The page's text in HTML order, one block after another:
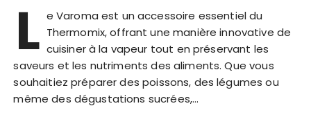
L e Varoma est un accessoire essentiel du
Thermomix, offrant une manière innovative de
cuisiner à la vapeur tout en préservant les
saveurs et les nutriments des aliments. Que vous
souhaitiez préparer des poissons, des légumes ou
même des dégustations sucrées,…